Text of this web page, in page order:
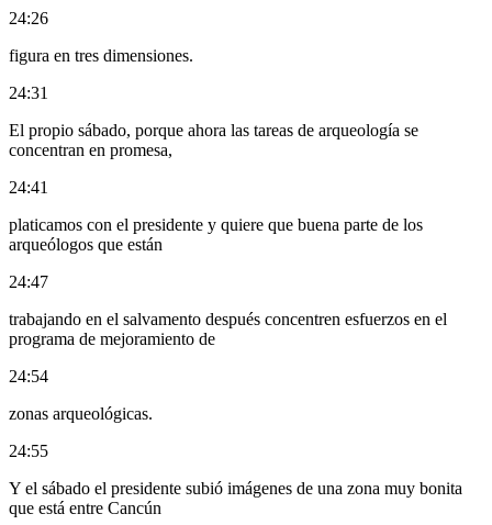
24:26
figura en tres dimensiones.
24:31
El propio sábado, porque ahora las tareas de arqueología se
concentran en promesa,
24:41
platicamos con el presidente y quiere que buena parte de los
arqueólogos que están
24:47
trabajando en el salvamento después concentren esfuerzos en el
programa de mejoramiento de
24:54
zonas arqueológicas.
24:55
Y el sábado el presidente subió imágenes de una zona muy bonita
que está entre Cancún